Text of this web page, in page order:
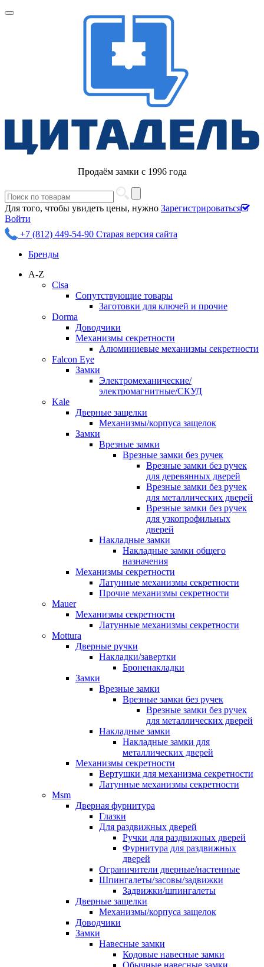
Продаём замки с 1996 года
Для того, чтобы увидеть цены, нужно Зарегистрироваться
Войти
+7 (812) 449-54-90 Старая версия сайта
Бренды
A-Z
Cisa
Сопутствующие товары
Заготовки для ключей и прочие
Dorma
Доводчики
Механизмы секретности
Алюминиевые механизмы секретности
Falcon Eye
Замки
Электромеханические/
электромагнитные/СКУД
Kale
Дверные защелки
Механизмы/корпуса защелок
Замки
Врезные замки
Врезные замки без ручек
Врезные замки без ручек
для деревянных дверей
Врезные замки без ручек
для металлических дверей
Врезные замки без ручек
для узкопрофильных
дверей
Накладные замки
Накладные замки общего
назначения
Механизмы секретности
Латунные механизмы секретности
Прочие механизмы секретности
Mauer
Механизмы секретности
Латунные механизмы секретности
Mottura
Дверные ручки
Накладки/завертки
Броненакладки
Замки
Врезные замки
Врезные замки без ручек
Врезные замки без ручек
для металлических дверей
Накладные замки
Накладные замки для
металлических дверей
Механизмы секретности
Вертушки для механизма секретности
Латунные механизмы секретности
Msm
Дверная фурнитура
Глазки
Для раздвижных дверей
Ручки для раздвижных дверей
Фурнитура для раздвижных
дверей
Ограничители дверные/настенные
Шпингалеты/засовы/задвижки
Задвижки/шпингалеты
Дверные защелки
Механизмы/корпуса защелок
Доводчики
Замки
Навесные замки
Кодовые навесные замки